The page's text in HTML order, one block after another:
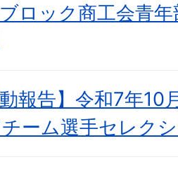
ロック商工会青
動報告】令和7年
ーム選手セレク